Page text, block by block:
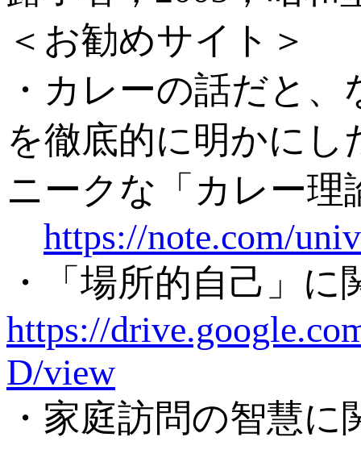
＜お勧めサイト＞
・カレーの話だと
を徹底的に明かに
ニークな「カレー理
https://note.com/
・「場所的自己」
https://
D/view
・家庭訪問の智慧